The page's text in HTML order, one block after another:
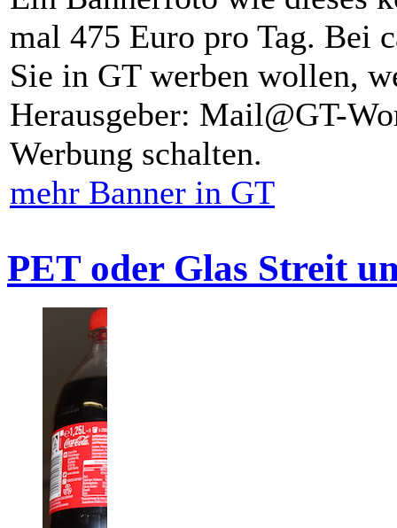
mal 475 Euro pro Tag. Bei
Sie in GT werben wollen,
Herausgeber: Mail@GT-
Werbung schalten.
mehr Banner in GT
PET oder Glas Streit